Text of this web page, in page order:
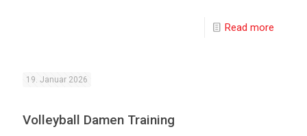
Read more
19. Januar 2026
Volleyball Damen Training